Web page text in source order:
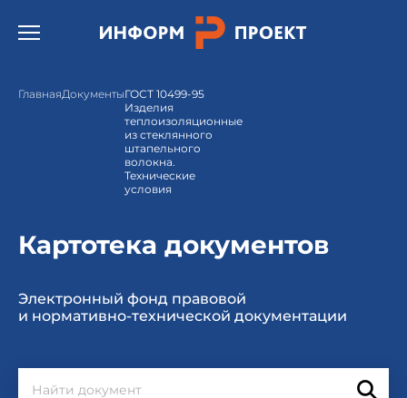
Открыть бургер меню.
ГлавнаяДокументыГОСТ 10499-95
Изделия
теплоизоляционные
из стеклянного
штапельного
волокна.
Технические
условия
Картотека документов
Электронный фонд правовой
и нормативно-технической документации